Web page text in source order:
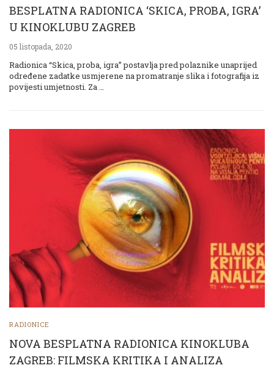
BESPLATNA RADIONICA ‘SKICA, PROBA, IGRA’
U KINOKLUBU ZAGREB
05 listopada, 2020
Radionica “Skica, proba, igra” postavlja pred polaznike unaprijed
određene zadatke usmjerene na promatranje slika i fotografija iz
povijesti umjetnosti. Za …
RADIONICE
NOVA BESPLATNA RADIONICA KINOKLUBA
ZAGREB: FILMSKA KRITIKA I ANALIZA